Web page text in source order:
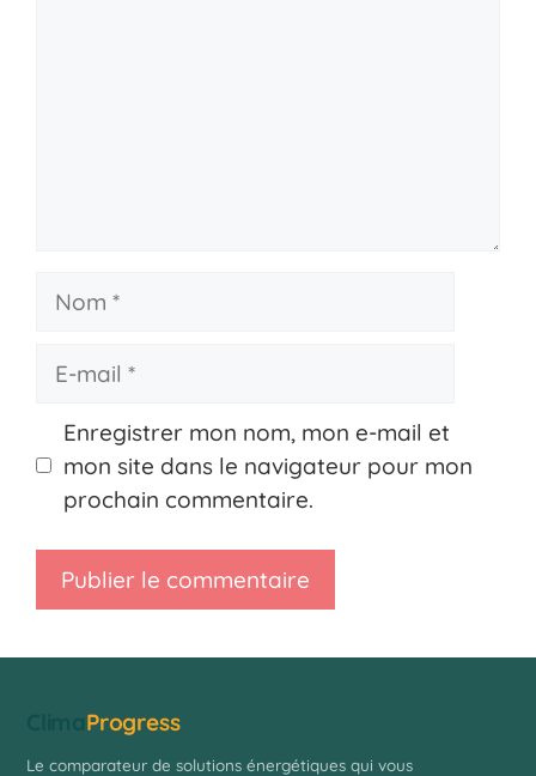
Nom
Enregistrer mon nom, mon e-mail et
mon site dans le navigateur pour mon
prochain commentaire.
Progress
Le comparateur de solutions énergétiques qui vous